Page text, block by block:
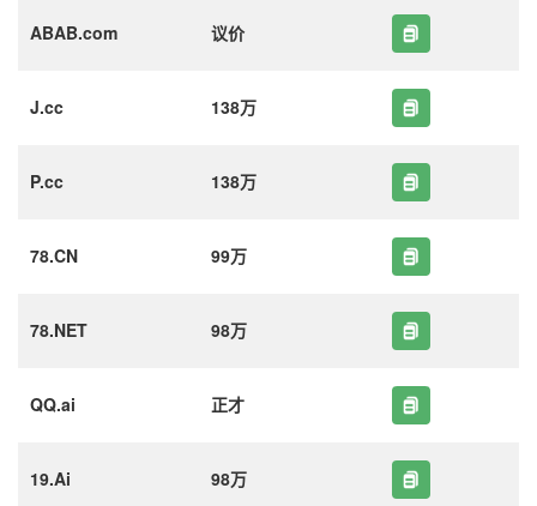
ABAB.com 议价
J.cc 138万
P.cc 138万
78.CN 99万
78.NET 98万
QQ.ai 正才
19.Ai 98万